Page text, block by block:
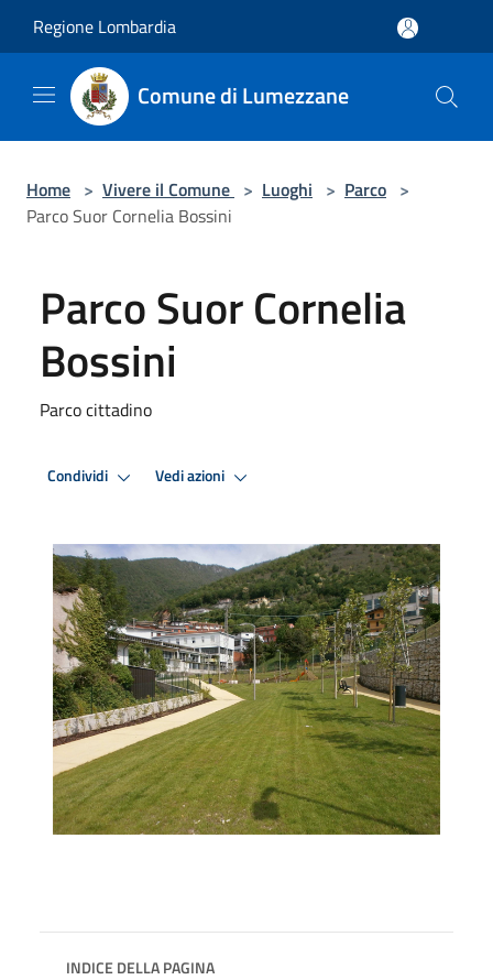
Regione Lombardia
Comune di Lumezzane
Home > Vivere il Comune > Luoghi > Parco >
Parco Suor Cornelia Bossini
Parco Suor Cornelia
Bossini
Parco cittadino
Condividi Vedi azioni
INDICE DELLA PAGINA